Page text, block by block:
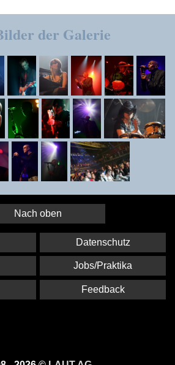
der Galerie
Nach oben
Datenschutz
Jobs/Praktika
Feedback